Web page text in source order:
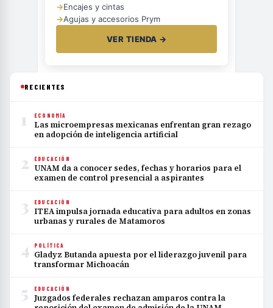
→Encajes y cintas
→Agujas y accesorios Prym
VER TIENDA →
RECIENTES
1 ECONOMÍA
Las microempresas mexicanas enfrentan gran rezago
en adopción de inteligencia artificial
2 EDUCACIÓN
UNAM da a conocer sedes, fechas y horarios para el
examen de control presencial a aspirantes
3 EDUCACIÓN
ITEA impulsa jornada educativa para adultos en zonas
urbanas y rurales de Matamoros
4 POLÍTICA
Gladyz Butanda apuesta por el liderazgo juvenil para
transformar Michoacán
5 EDUCACIÓN
Juzgados federales rechazan amparos contra la